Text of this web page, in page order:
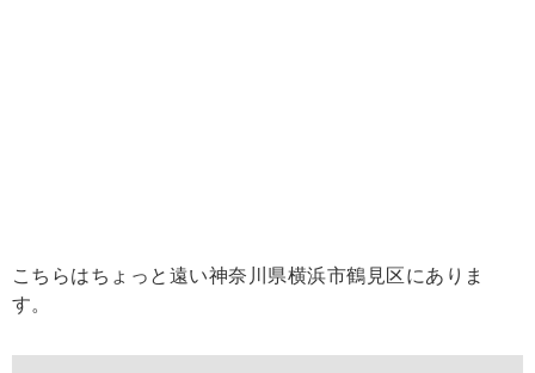
こちらはちょっと遠い神奈川県横浜市鶴見区にありま
す。